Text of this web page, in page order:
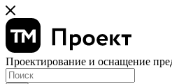
Проектирование и оснащение